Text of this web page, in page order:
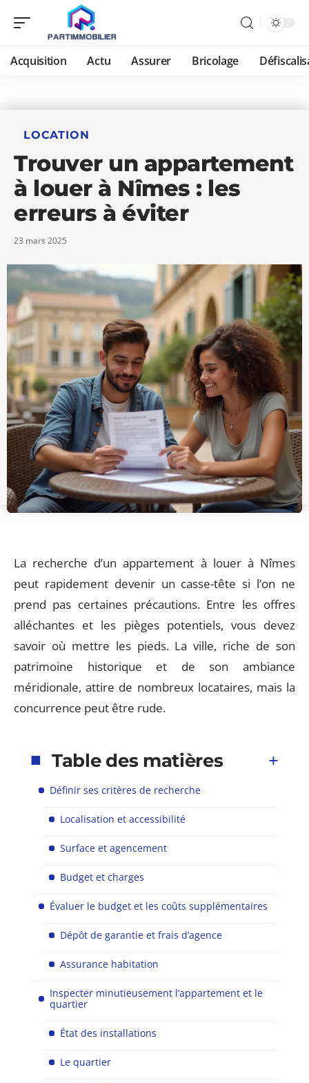
Acquisition Actu Assurer Bricolage
LOCATION
Trouver un appartement
à louer à Nîmes : les
erreurs à éviter
23 mars 2025
La recherche d’un appartement à louer à Nîmes
peut rapidement devenir un casse-tête si l’on ne
prend pas certaines précautions. Entre les offres
alléchantes et les pièges potentiels, vous devez
savoir où mettre les pieds. La ville, riche de son
patrimoine historique et de son ambiance
méridionale, attire de nombreux locataires, mais la
concurrence peut être rude.
Table des matières
Définir ses critères de recherche
Localisation et accessibilité
Surface et agencement
Budget et charges
Évaluer le budget et les coûts supplémentaires
Dépôt de garantie et frais d’agence
Assurance habitation
Inspecter minutieusement l’appartement et le
quartier
État des installations
Le quartier